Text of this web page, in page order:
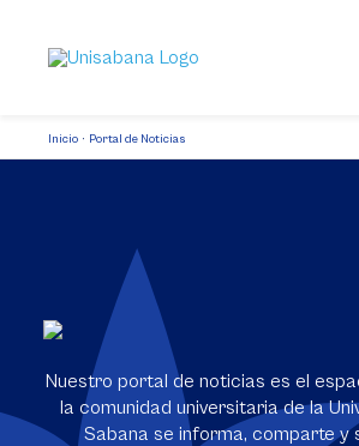
contenido
principal
Inicio Portal de Noticias
Nuestro portal de noticias es el
la comunidad universitaria de la
Sabana se informa, comparte y